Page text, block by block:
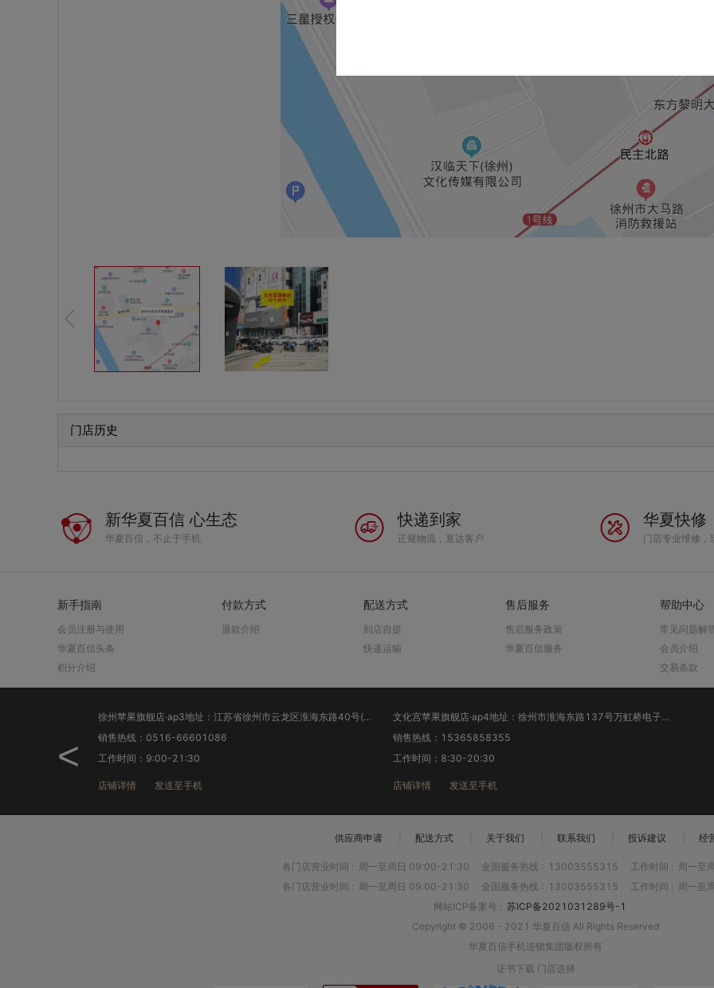
门店历史
新华夏百信 心生态
华夏百信，不止于手机
快递到家
正规物流，直达客户
华夏快修
门店专业维修，
新手指南
会员注册与使用
华夏百信头条
积分介绍
付款方式
退款介绍
配送方式
到店自提
快递运输
售后服务
售后服务政策
华夏百信服务
帮助中心
常见问题解
会员介绍
交易条款
<
徐州苹果旗舰店·ap3地址：江苏省徐州市云龙区淮海东路40号(苹果旗舰店）
销售热线：0516-66601086
工作时间：9:00-21:30
店铺详情 发送至手机
文化宫苹果旗舰店·ap4地址：徐州市淮海东路137号万虹桥电子市场1楼旋转梯北侧（文化宫苹果旗舰店）
销售热线：15365858355
工作时间：8:30-20:30
店铺详情 发送至手机
供应商申请 配送方式 关于我们 联系我们 投诉建议 经
各门店营业时间 : 周一至周日 09:00-21:30 全国服务热线 : 13003555315 工作时间 : 周一至
各门店营业时间 : 周一至周日 09:00-21:30 全国服务热线 : 13003555315 工作时间 : 周一至
网站ICP备案号 : 苏ICP备2021031289号-1
Copyright © 2006 - 2021 华夏百信 All Rights Reserved
华夏百信手机连锁集团版权所有
证书下载 门店选择